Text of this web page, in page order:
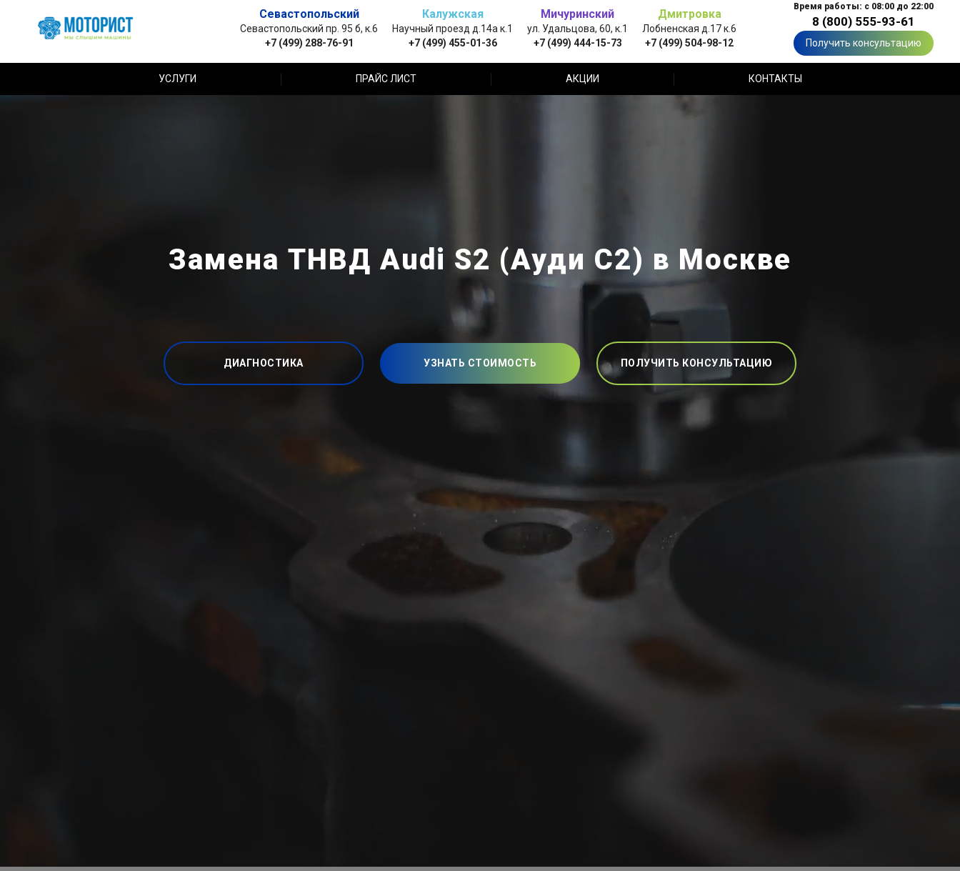
Севастопольский
Севастопольский пр. 95 б, к.6
+7 (499) 288-76-91
Калужская
Научный проезд д.14а к.1
+7 (499) 455-01-36
Мичуринский
ул. Удальцова, 60, к.1
+7 (499) 444-15-73
Дмитровка
Лобненская д.17 к.6
+7 (499) 504-98-12
Время работы: с 08:00 до 22:00
8 (800) 555-93-61
Получить консультацию
УСЛУГИ ПРАЙС ЛИСТ АКЦИИ КОНТАКТЫ
Замена ТНВД Audi S2 (Ауди С2) в Москве
ДИАГНОСТИКА УЗНАТЬ СТОИМОСТЬ ПОЛУЧИТЬ КОНСУЛЬТАЦИЮ